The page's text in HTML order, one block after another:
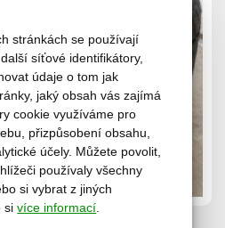
stránkách se používají
síťové identifikátory,
údaje o tom jak
jaký obsah vás zajímá
cookie využíváme pro
přizpůsobení obsahu,
účely. Můžete povolit,
používaly všechny
si vybrat z jiných
sivíce informací